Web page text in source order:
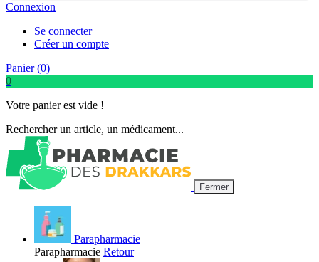
Connexion
Se connecter
Créer un compte
Panier (0)
0
Votre panier est vide !
Rechercher un article, un médicament...
Fermer
Parapharmacie
Parapharmacie Retour